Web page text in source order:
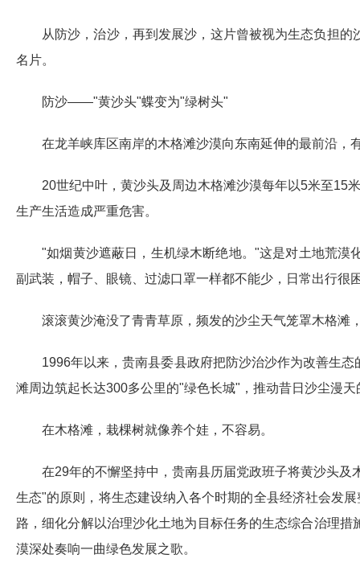
从防沙，治沙，再到发展沙，这片曾被视为生态负担
名片。
防沙——"黄沙头"蝶变为"绿树头"
在龙羊峡库区南岸的木格滩沙漠向东南延伸的最前沿
20世纪中叶，黄沙头及周边木格滩沙漠每年以5米至15
生产生活造成严重危害。
"如烟黄沙遮蔽日，生机绿木断绝地。"这是对土地荒漠
副武装，帽子、眼镜、过滤口罩一样都不能少，日常出行很
滚滚黄沙淹没了青青草原，频发的沙尘天气笼罩木格滩
1996年以来，贵南县委县政府把防沙治沙作为改善生
滩周边筑起长达300多公里的"绿色长城"，推动昔日沙尘漫
在木格滩，栽棵树就像养个娃，不容易。
在29年的不懈坚持中，贵南县历届党政班子将黄沙头
生态"的原则，将生态建设纳入各个时期的全县经济社会发
路，细化分解以治理沙化土地为目标任务的生态综合治理
漠深处奏响一曲绿色发展之歌。